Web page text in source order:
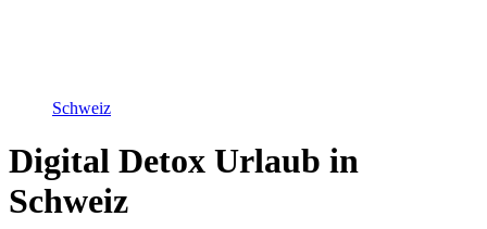
Schweiz
Digital Detox Urlaub in
Schweiz